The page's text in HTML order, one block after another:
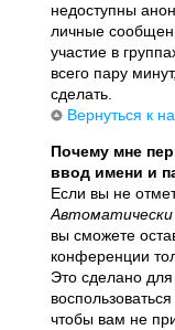
недоступны
личные
участие в
всего пару
сделать.
Вернуться к
Почему мне
ввод имени и
Если вы не
вы сможете
конференции
Это сделано для
чтобы вам не